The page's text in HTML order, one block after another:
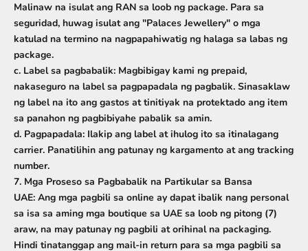
Malinaw na isulat ang RAN sa loob ng package. Para sa
seguridad, huwag isulat ang "Palaces Jewellery" o mga
katulad na termino na nagpapahiwatig ng halaga sa labas ng
package.
c. Label sa pagbabalik: Magbibigay kami ng prepaid,
nakaseguro na label sa pagpapadala ng pagbalik. Sinasaklaw
ng label na ito ang gastos at tinitiyak na protektado ang item
sa panahon ng pagbibiyahe pabalik sa amin.
d. Pagpapadala: Ilakip ang label at ihulog ito sa itinalagang
carrier. Panatilihin ang patunay ng kargamento at ang tracking
number.
7. Mga Proseso sa Pagbabalik na Partikular sa Bansa
UAE: Ang mga pagbili sa online ay dapat ibalik nang personal
sa isa sa aming mga boutique sa UAE sa loob ng pitong (7)
araw, na may patunay ng pagbili at orihinal na packaging.
Hindi tinatanggap ang mail-in return para sa mga pagbili sa